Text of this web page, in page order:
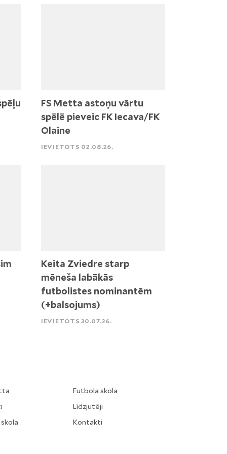
FS Metta astoņu vārtu
spēlē pieveic FK Iecava/FK
Olaine
IEVIETOTS 02.08.26.
Keita Zviedre starp
mēneša labākās
futbolistes nominantēm
(+balsojums)
IEVIETOTS 30.07.26.
Futbola skola
Līdzjutēji
Kontakti